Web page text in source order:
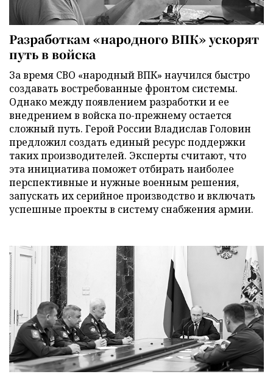
Разработкам «народного ВПК» ускорят
путь в войска
За время СВО «народный ВПК» научился быстро
создавать востребованные фронтом системы.
Однако между появлением разработки и ее
внедрением в войска по-прежнему остается
сложный путь. Герой России Владислав Головин
предложил создать единый ресурс поддержки
таких производителей. Эксперты считают, что
эта инициатива поможет отбирать наиболее
перспективные и нужные военным решения,
запускать их серийное производство и включать
успешные проекты в систему снабжения армии.